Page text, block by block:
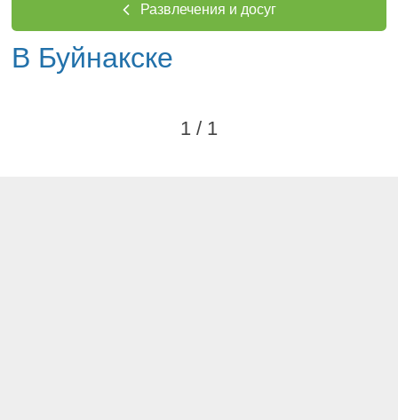
Развлечения и досуг
В Буйнакске
1 / 1